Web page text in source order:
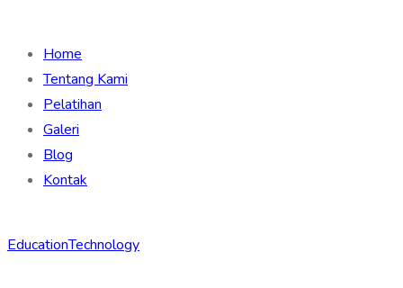
Home
Tentang Kami
Pelatihan
Galeri
Blog
Kontak
EducationTechnology